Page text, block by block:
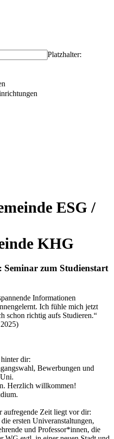
Platzhalter:
ESG /
KHG
zum Studienstart
Informationen
Ich fühle mich jetzt
schon richtig aufs Studieren.“
dir:
Bewerbungen und
Herzlich willkommen!
aufregende Zeit liegt vor dir:
ersten Univeranstaltungen,
und Professor*innen, die